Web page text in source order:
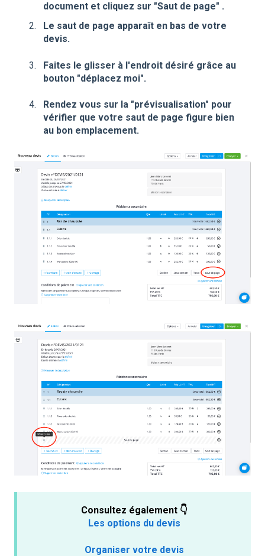
document et cliquez sur "Saut de page" .
Le saut de page apparaît en bas de votre
devis.
Faites le glisser à l'endroit désiré grâce au
bouton "déplacez moi".
Rendez vous sur la "prévisualisation" pour
vérifier que votre saut de page figure bien
au bon emplacement.
Consultez également 👇
Les options du devis
Organiser votre devis